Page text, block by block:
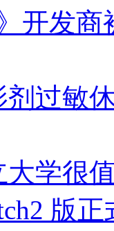
开发
过敏
学很
版